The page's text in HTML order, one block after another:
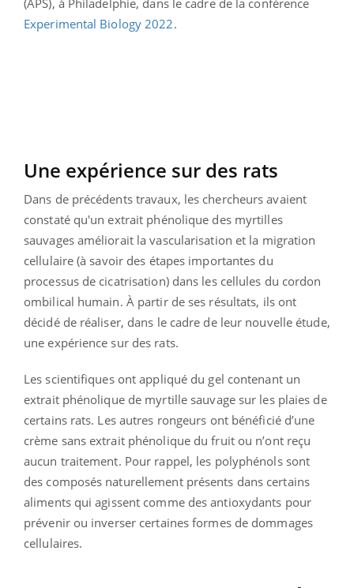
Experimental Biology 2022.
Une expérience sur des rats
Dans de précédents travaux, les chercheurs avaient
constaté qu'un extrait phénolique des myrtilles
sauvages améliorait la vascularisation et la migration
cellulaire (à savoir des étapes importantes du
processus de cicatrisation) dans les cellules du cordon
ombilical humain. À partir de ses résultats, ils ont
décidé de réaliser, dans le cadre de leur nouvelle étude,
une expérience sur des rats.
Les scientifiques ont appliqué du gel contenant un
extrait phénolique de myrtille sauvage sur les plaies de
certains rats. Les autres rongeurs ont bénéficié d’une
crème sans extrait phénolique du fruit ou n’ont reçu
aucun traitement. Pour rappel, les polyphénols sont
des composés naturellement présents dans certains
aliments qui agissent comme des antioxydants pour
prévenir ou inverser certaines formes de dommages
cellulaires.